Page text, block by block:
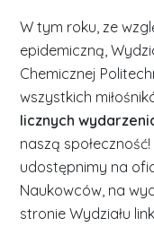
W tym roku, ze
epidemiczną,
Chemicznej
wszystkich
licznych
naszą
udostępnimy na
Naukowców, na
stronie Wydziału